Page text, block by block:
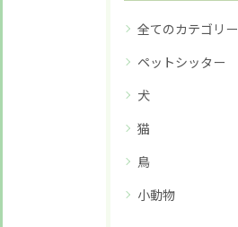
全てのカテゴリー
ペットシッター
犬
猫
鳥
小動物